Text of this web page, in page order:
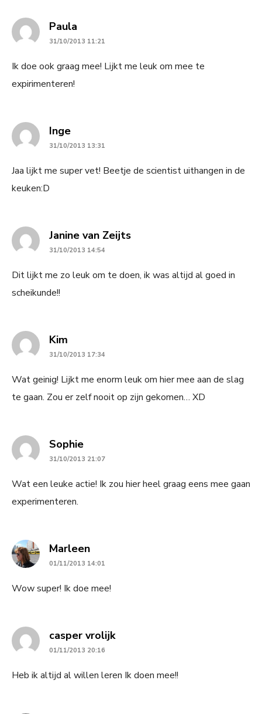
Paula
31/10/2013 11:21
Ik doe ook graag mee! Lijkt me leuk om mee te
expirimenteren!
Ingesays:
31/10/2013 13:31
Jaa lijkt me super vet! Beetje de scientist uithangen in de
keuken:D
Janine van Zeijtssays:
31/10/2013 14:54
Dit lijkt me zo leuk om te doen, ik was altijd al goed in
scheikunde!!
Kim
31/10/2013 17:34
Wat geinig! Lijkt me enorm leuk om hier mee aan de slag
te gaan. Zou er zelf nooit op zijn gekomen… XD
Sophiesays:
31/10/2013 21:07
Wat een leuke actie! Ik zou hier heel graag eens mee gaan
experimenteren.
Marleensays:
01/11/2013 14:01
Wow super! Ik doe mee!
casper vrolijksays:
01/11/2013 20:16
Heb ik altijd al willen leren Ik doen mee!!